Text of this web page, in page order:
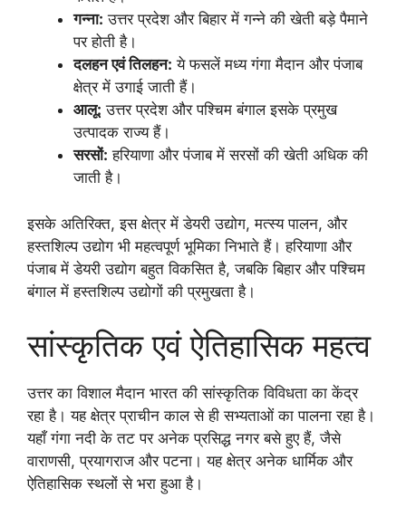
गन्ना: उत्तर प्रदेश और बिहार में गन्ने की खेती बड़े पैमाने
पर होती है।
दलहन एवं तिलहन: ये फसलें मध्य गंगा मैदान और पंजाब
क्षेत्र में उगाई जाती हैं।
आलू: उत्तर प्रदेश और पश्चिम बंगाल इसके प्रमुख
उत्पादक राज्य हैं।
सरसों: हरियाणा और पंजाब में सरसों की खेती अधिक की
जाती है।
इसके अतिरिक्त, इस क्षेत्र में डेयरी उद्योग, मत्स्य पालन, और
हस्तशिल्प उद्योग भी महत्वपूर्ण भूमिका निभाते हैं। हरियाणा और
पंजाब में डेयरी उद्योग बहुत विकसित है, जबकि बिहार और पश्चिम
बंगाल में हस्तशिल्प उद्योगों की प्रमुखता है।
सांस्कृतिक एवं ऐतिहासिक महत्व
उत्तर का विशाल मैदान भारत की सांस्कृतिक विविधता का केंद्र
रहा है। यह क्षेत्र प्राचीन काल से ही सभ्यताओं का पालना रहा है।
यहाँ गंगा नदी के तट पर अनेक प्रसिद्ध नगर बसे हुए हैं, जैसे
वाराणसी, प्रयागराज और पटना। यह क्षेत्र अनेक धार्मिक और
ऐतिहासिक स्थलों से भरा हुआ है।